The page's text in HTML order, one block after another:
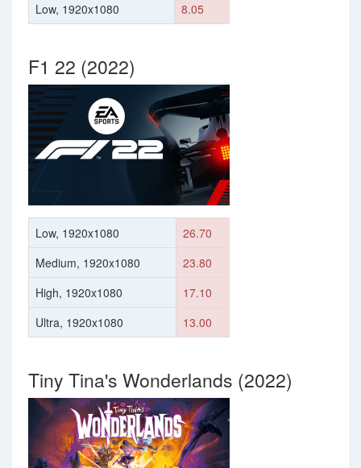
Low, 1920x1080 8.05
F1 22 (2022)
Low, 1920x1080
26.70
Medium, 1920x1080
23.80
High, 1920x1080
17.10
Ultra, 1920x1080
13.00
Tiny Tina's Wonderlands (2022)